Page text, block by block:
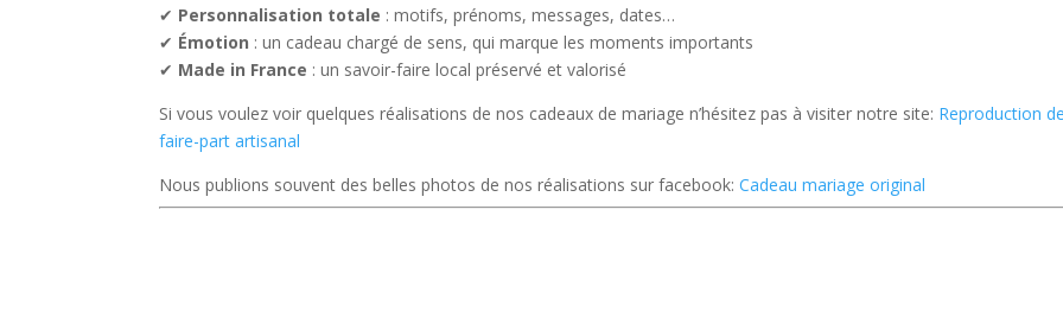
✔ Personnalisation totale : motifs, prénoms, messages, dates…
✔ Émotion : un cadeau chargé de sens, qui marque les moments importants
✔ Made in France : un savoir-faire local préservé et valorisé
Si vous voulez voir quelques réalisations de nos cadeaux de mariage n’hésitez pas à visiter notre site: Reproduction
faire-part artisanal
Nous publions souvent des belles photos de nos réalisations sur facebook:Cadeau mariage original